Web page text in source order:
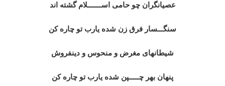
عصیانگران چو حامی اســـــــلام گشته اند
سنگـــسار فرق زن شده یارب تو چاره کن
شیطانهای مغرض و منحوس و دینفروش
پنهان بهر چـــــپن شده یارب تو چاره کن